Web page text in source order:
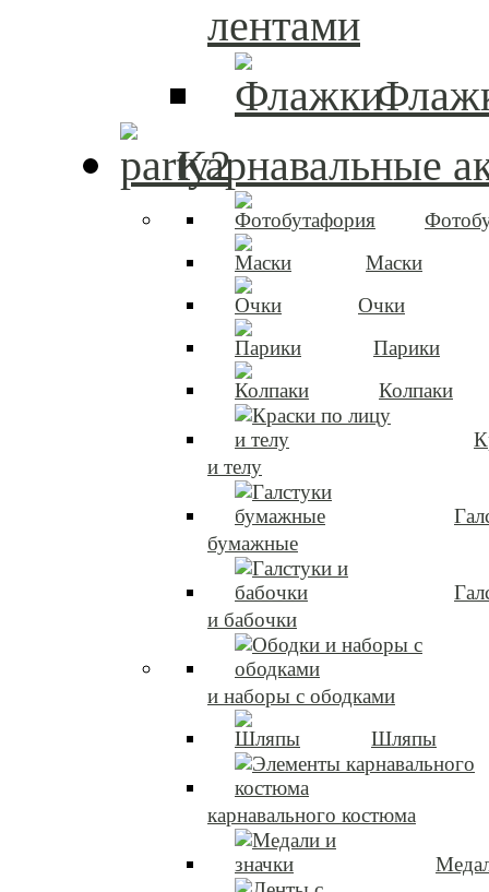
лентами
Карнавальные
Маски
Очки
Парики
Колпаки
и телу
бумажные
и бабочки
и наборы с ободками
Шляпы
карнавального костюма